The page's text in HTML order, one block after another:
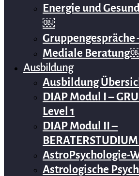
Energie und
￼
Mediale
Ausbildung
Ausbildung
DIAP Modul I –
Level 1
DIAP Modul II –
AstroPsychologie-
Astrologische